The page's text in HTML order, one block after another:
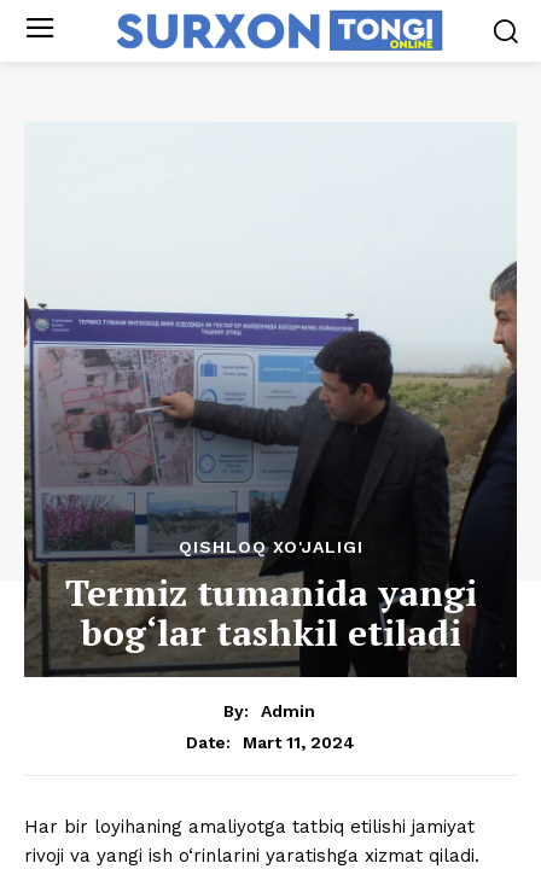
QISHLOQ XO'JALIGI
Termiz tumanida yangi
bog‘lar tashkil etiladi
By:
Admin
Date:
Mart 11, 2024
Har bir loyihaning amaliyotga tatbiq etilishi jamiyat
rivoji va yangi ish o‘rinlarini yaratishga xizmat qiladi.